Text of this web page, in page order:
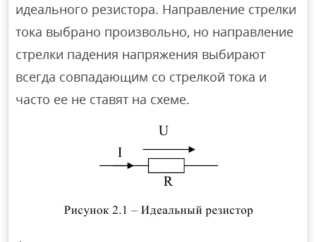
идеального резистора. Направление стрелки
тока выбрано произвольно, но направление
стрелки падения напряжения выбирают
всегда совпадающим со стрелкой тока и
часто ее не ставят на схеме.